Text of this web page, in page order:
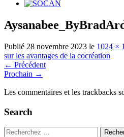
Publié 28 novembre 2023 le 1024 ×
sur les avantages de la cocréation
← Précédent
Prochain →
Les commentaires et les trackbacks
Search